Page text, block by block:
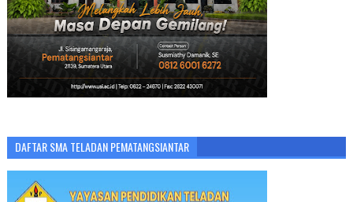
DAFTAR SMA TELADAN PEMATANGSIANTAR